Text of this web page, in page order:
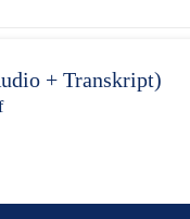
+ Transkript)